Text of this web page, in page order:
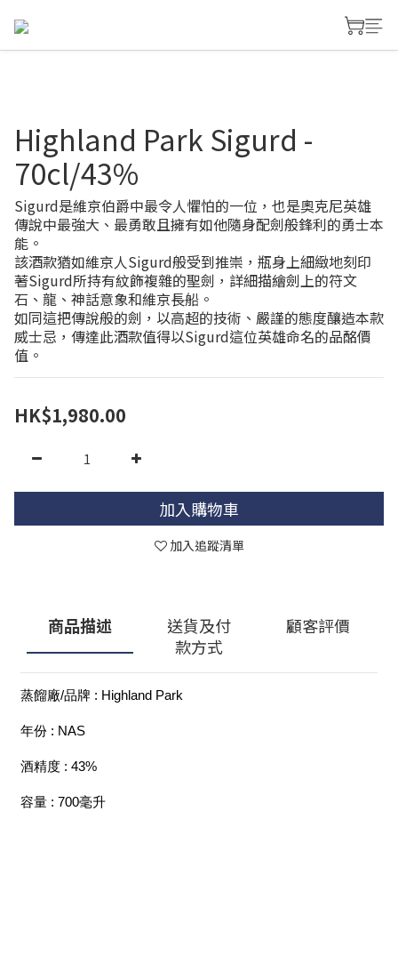
Highland Park Sigurd -
70cl/43%
Sigurd是維京伯爵中最令人懼怕的一位，也是奧克尼英雄
傳說中最強大、最勇敢且擁有如他隨身配劍般鋒利的勇士本
能。
該酒款猶如維京人Sigurd般受到推崇，瓶身上細緻地刻印
著Sigurd所持有紋飾複雜的聖劍，詳細描繪劍上的符文
石、龍、神話意象和維京長船。
如同這把傳說般的劍，以高超的技術、嚴謹的態度釀造本款
威士忌，傳達此酒款值得以Sigurd這位英雄命名的品酩價
值。
HK$1,980.00
加入購物車
加入追蹤清單
商品描述
送貨及付
款方式
顧客評價
蒸餾廠/品牌 : Highland Park
年份 : NAS
酒精度 : 43%
容量 : 700毫升